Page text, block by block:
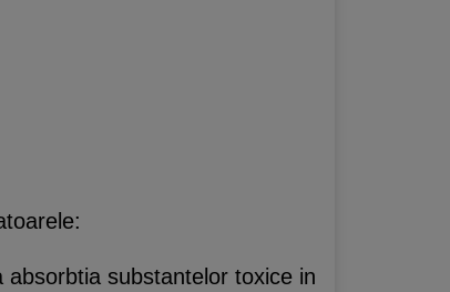
substantelor toxice in